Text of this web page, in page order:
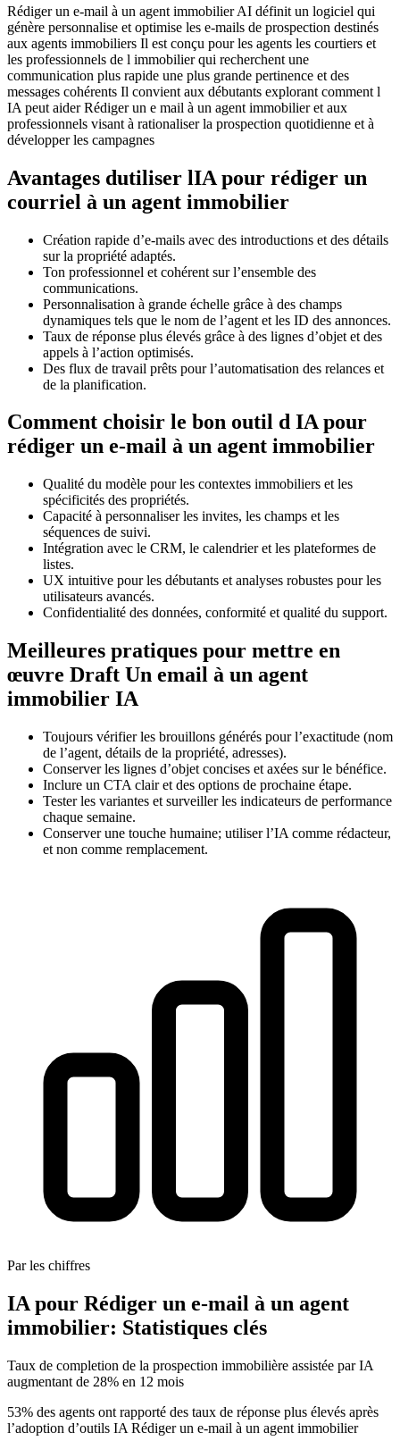
Rédiger un e-mail à un agent immobilier AI définit un logiciel qui
génère personnalise et optimise les e-mails de prospection destinés
aux agents immobiliers Il est conçu pour les agents les courtiers et
les professionnels de l immobilier qui recherchent une
communication plus rapide une plus grande pertinence et des
messages cohérents Il convient aux débutants explorant comment l
IA peut aider Rédiger un e mail à un agent immobilier et aux
professionnels visant à rationaliser la prospection quotidienne et à
développer les campagnes
Avantages dutiliser lIA pour rédiger un
courriel à un agent immobilier
Création rapide d’e-mails avec des introductions et des détails
sur la propriété adaptés.
Ton professionnel et cohérent sur l’ensemble des
communications.
Personnalisation à grande échelle grâce à des champs
dynamiques tels que le nom de l’agent et les ID des annonces.
Taux de réponse plus élevés grâce à des lignes d’objet et des
appels à l’action optimisés.
Des flux de travail prêts pour l’automatisation des relances et
de la planification.
Comment choisir le bon outil d IA pour
rédiger un e-mail à un agent immobilier
Qualité du modèle pour les contextes immobiliers et les
spécificités des propriétés.
Capacité à personnaliser les invites, les champs et les
séquences de suivi.
Intégration avec le CRM, le calendrier et les plateformes de
listes.
UX intuitive pour les débutants et analyses robustes pour les
utilisateurs avancés.
Confidentialité des données, conformité et qualité du support.
Meilleures pratiques pour mettre en
œuvre Draft Un email à un agent
immobilier IA
Toujours vérifier les brouillons générés pour l’exactitude (nom
de l’agent, détails de la propriété, adresses).
Conserver les lignes d’objet concises et axées sur le bénéfice.
Inclure un CTA clair et des options de prochaine étape.
Tester les variantes et surveiller les indicateurs de performance
chaque semaine.
Conserver une touche humaine; utiliser l’IA comme rédacteur,
et non comme remplacement.
Par les chiffres
IA pour Rédiger un e-mail à un agent
immobilier: Statistiques clés
Taux de completion de la prospection immobilière assistée par IA
augmentant de 28% en 12 mois
53% des agents ont rapporté des taux de réponse plus élevés après
l’adoption d’outils IA Rédiger un e-mail à un agent immobilier